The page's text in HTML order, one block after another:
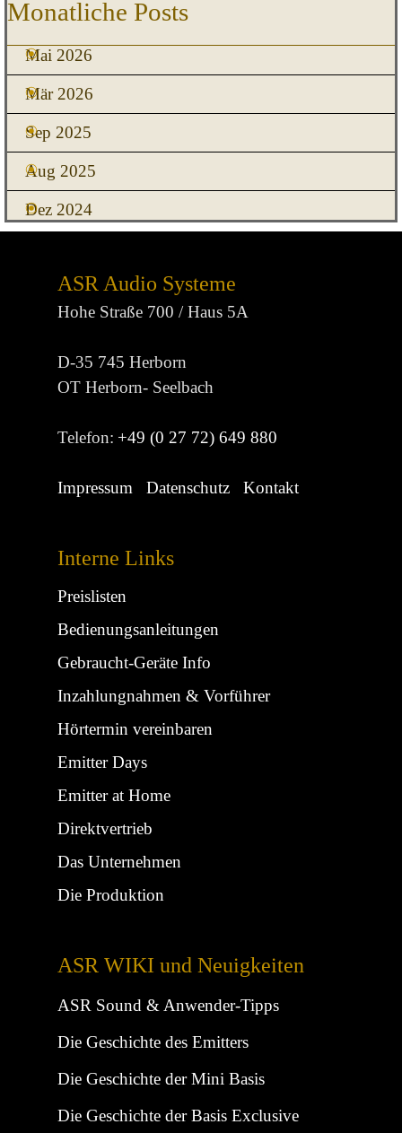
Block überspringen Monatliche Posts
Monatliche Posts
Mai 2026
Mär 2026
Sep 2025
Aug 2025
Dez 2024
ASR WIKI und Neuigkeiten
ASR Sound & Anwender-Tipps
Die Geschichte des Emitters
Die Geschichte der Mini Basis
Die Geschichte der Basis Exclusive
Interne Links
Preislisten
Bedienungsanleitungen
Gebraucht-Geräte Info
Inzahlungnahmen & Vorführer
Hörtermin vereinbaren
Emitter Days
Emitter at Home
Direktvertrieb
Das Unternehmen
Die Produktion
ASR Audio Systeme
Hohe Straße 700 / Haus 5A
D-35 745 Herborn
OT Herborn- Seelbach
Telefon: +49 (0 27 72) 649 880
Impressum Datenschutz Kontakt